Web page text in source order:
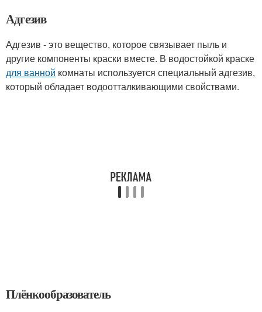
Адгезив
Адгезив - это вещество, которое связывает пыль и
другие компоненты краски вместе. В водостойкой краске
для ванной комнаты используется специальный адгезив,
который обладает водоотталкивающими свойствами.
Плёнкообразователь